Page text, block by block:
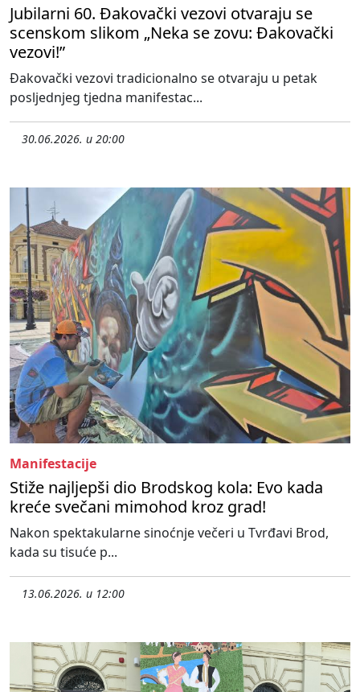
Jubilarni 60. Đakovački vezovi otvaraju se
scenskom slikom „Neka se zovu: Đakovački
vezovi!”
Đakovački vezovi tradicionalno se otvaraju u petak
posljednjeg tjedna manifestac...
30.06.2026. u 20:00
Manifestacije
Stiže najljepši dio Brodskog kola: Evo kada
kreće svečani mimohod kroz grad!
Nakon spektakularne sinoćnje večeri u Tvrđavi Brod,
kada su tisuće p...
13.06.2026. u 12:00